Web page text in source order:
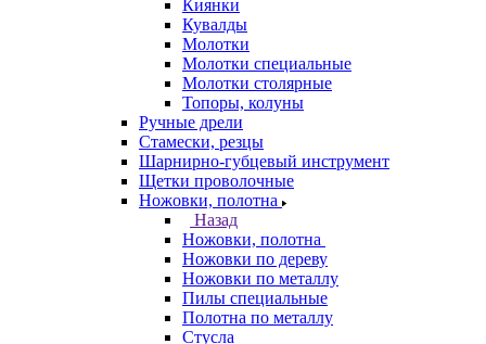
Киянки
Кувалды
Молотки
Молотки специальные
Молотки столярные
Топоры, колуны
Ручные дрели
Стамески, резцы
Шарнирно-губцевый инструмент
Щетки проволочные
Ножовки, полотна
Назад
Ножовки, полотна
Ножовки по дереву
Ножовки по металлу
Пилы специальные
Полотна по металлу
Стусла